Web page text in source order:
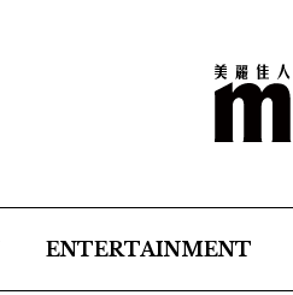
ENTERTAINMENT